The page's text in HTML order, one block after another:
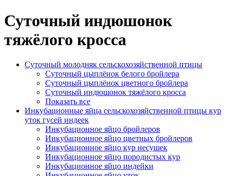
Суточный индюшонок
тяжёлого кросса
Суточный молодняк сельскохозяйственной птицы
Суточный цыплёнок белого бройлера
Суточный цыплёнок цветного бройлера
Суточный индюшонок тяжёлого кросса
Показать все
Инкубационные яйца сельскохозяйственной птицы кур
уток гусей индеек
Инкубационное яйцо бройлеров
Инкубационное яйцо цветных бройлеров
Инкубационное яйцо кур несушек
Инкубационное яйцо породистых кур
Инкубационное яйцо индейки